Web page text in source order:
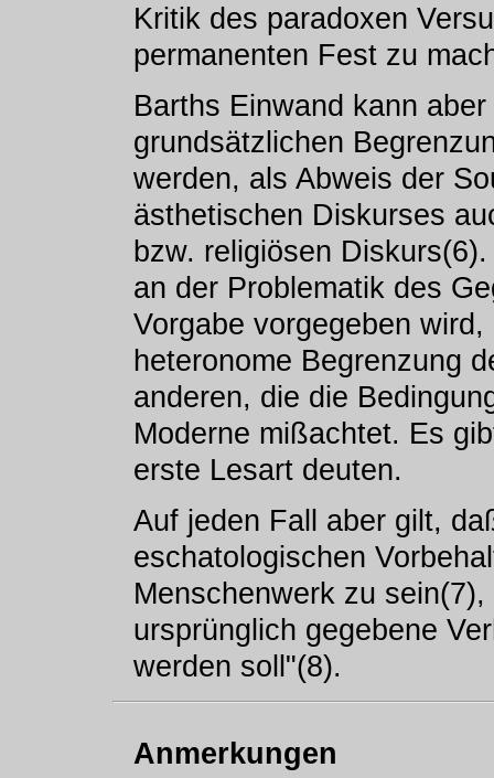
Kritik des paradoxen
permanenten Fest zu
Barths Einwand kann
grundsätzlichen
werden, als Abweis der
ästhetischen Diskurses
bzw. religiösen
an der Problematik des
Vorgabe vorgegeben
heteronome Begrenzung
anderen, die die
Moderne mißachtet. Es
erste Lesart deuten.
Auf jeden Fall aber gilt,
eschatologischen
Menschenwerk zu
ursprünglich gegebene
werden soll"(8).
Anmerkungen